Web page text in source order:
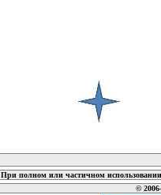
При полном или частичном
©